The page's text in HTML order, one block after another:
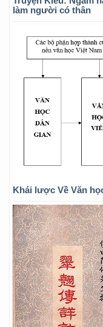
làm người có thân
Khái lược Về Văn